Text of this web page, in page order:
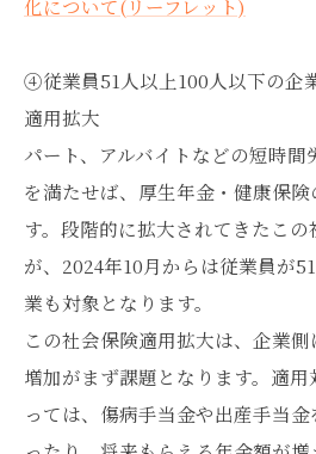
化について(リーフレット)
④従業員51人以上100人以下の企
適用拡大
パート、アルバイトなどの短時
を満たせば、厚生年金・健康保
す。段階的に拡大されてきたこ
が、2024年10月からは従業員が
業も対象となります。
この社会保険適用拡大は、企業
増加がまず課題となります。適用
っては、傷病手当金や出産手当